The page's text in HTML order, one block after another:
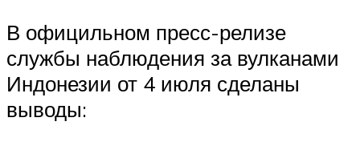
В официльном пресс-релизе
службы наблюдения за вулканами
Индонезии от 4 июля сделаны
выводы: